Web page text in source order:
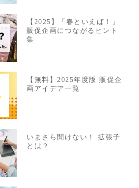
【2025】「春といえば！」
販促企画につながるヒント
集
【無料】2025年度版 販促企
画アイデア一覧
いまさら聞けない！ 拡張子
とは？